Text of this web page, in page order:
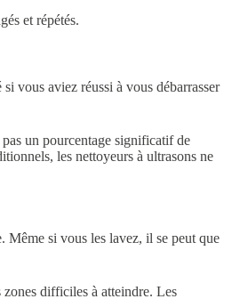
et répétés.
vous aviez réussi à vous débarrasser
un pourcentage significatif de
les nettoyeurs à ultrasons ne
Même si vous les lavez, il se peut que
zones difficiles à atteindre. Les